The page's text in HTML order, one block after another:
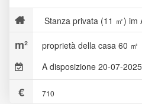
Stanza privata (11 ㎡) im
proprietà della casa 60 ㎡
A disposizione 20-07-2025
710